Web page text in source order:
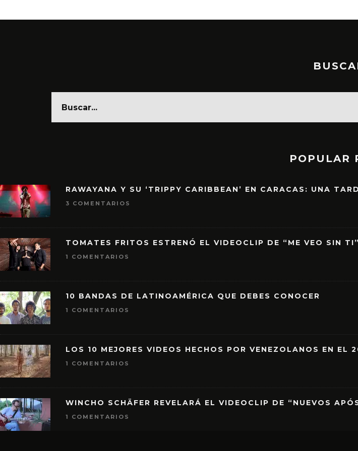
POPULAR
RAWAYANA Y SU ‘TRIPPY CARIBBEAN’ EN CARACAS: UNA
3 COMENTARIOS
TOMATES FRITOS ESTRENÓ EL VIDEOCLIP DE “ME VEO SIN TI”
1 COMENTARIOS
10 BANDAS DE LATINOAMÉRICA QUE DEBES CONOCER
1 COMENTARIOS
LOS 10 MEJORES VIDEOS HECHOS POR VENEZOLANOS EN EL
1 COMENTARIOS
WINCHO SCHÄFER REVELARÁ EL VIDEOCLIP DE “NUEVOS
1 COMENTARIOS